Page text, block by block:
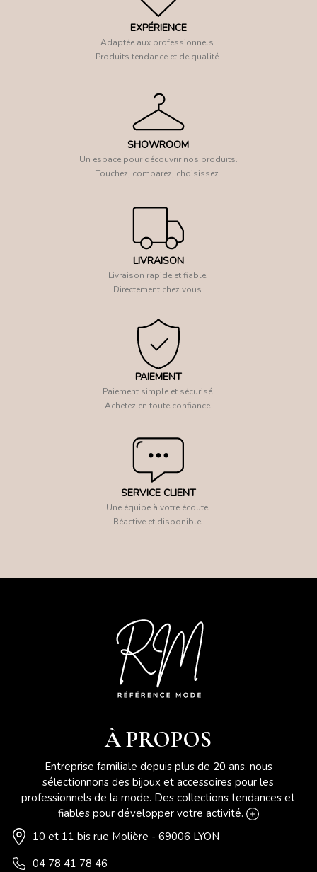
EXPÉRIENCE
Adaptée aux professionnels.
Produits tendance et de qualité.
SHOWROOM
Un espace pour découvrir nos produits.
Touchez, comparez, choisissez.
LIVRAISON
Livraison rapide et fiable.
Directement chez vous.
PAIEMENT
Paiement simple et sécurisé.
Achetez en toute confiance.
SERVICE CLIENT
Une équipe à votre écoute.
Réactive et disponible.
À PROPOS
Entreprise familiale depuis plus de 20 ans, nous
sélectionnons des bijoux et accessoires pour les
professionnels de la mode. Des collections tendances et
fiables pour développer votre activité.
10 et 11 bis rue Molière - 69006 LYON
04 78 41 78 46